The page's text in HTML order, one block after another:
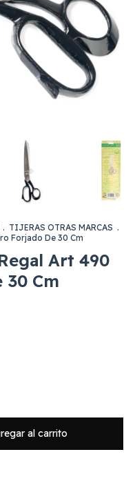
. TIJERAS OTRAS MARCAS .
Forjado De 30 Cm
Art 490
30 Cm